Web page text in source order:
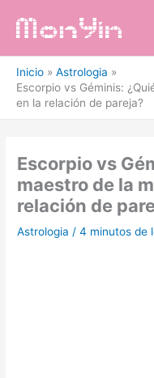
Inicio
Astrologia
Escorpio vs Géminis:
en la relación de pareja?
Escorpio vs
maestro de la
relación de
Astrologia /4 minutos de